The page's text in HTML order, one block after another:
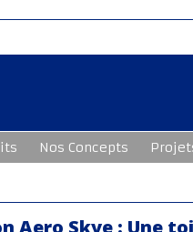
Nos Concepts
Aero Skye : Une